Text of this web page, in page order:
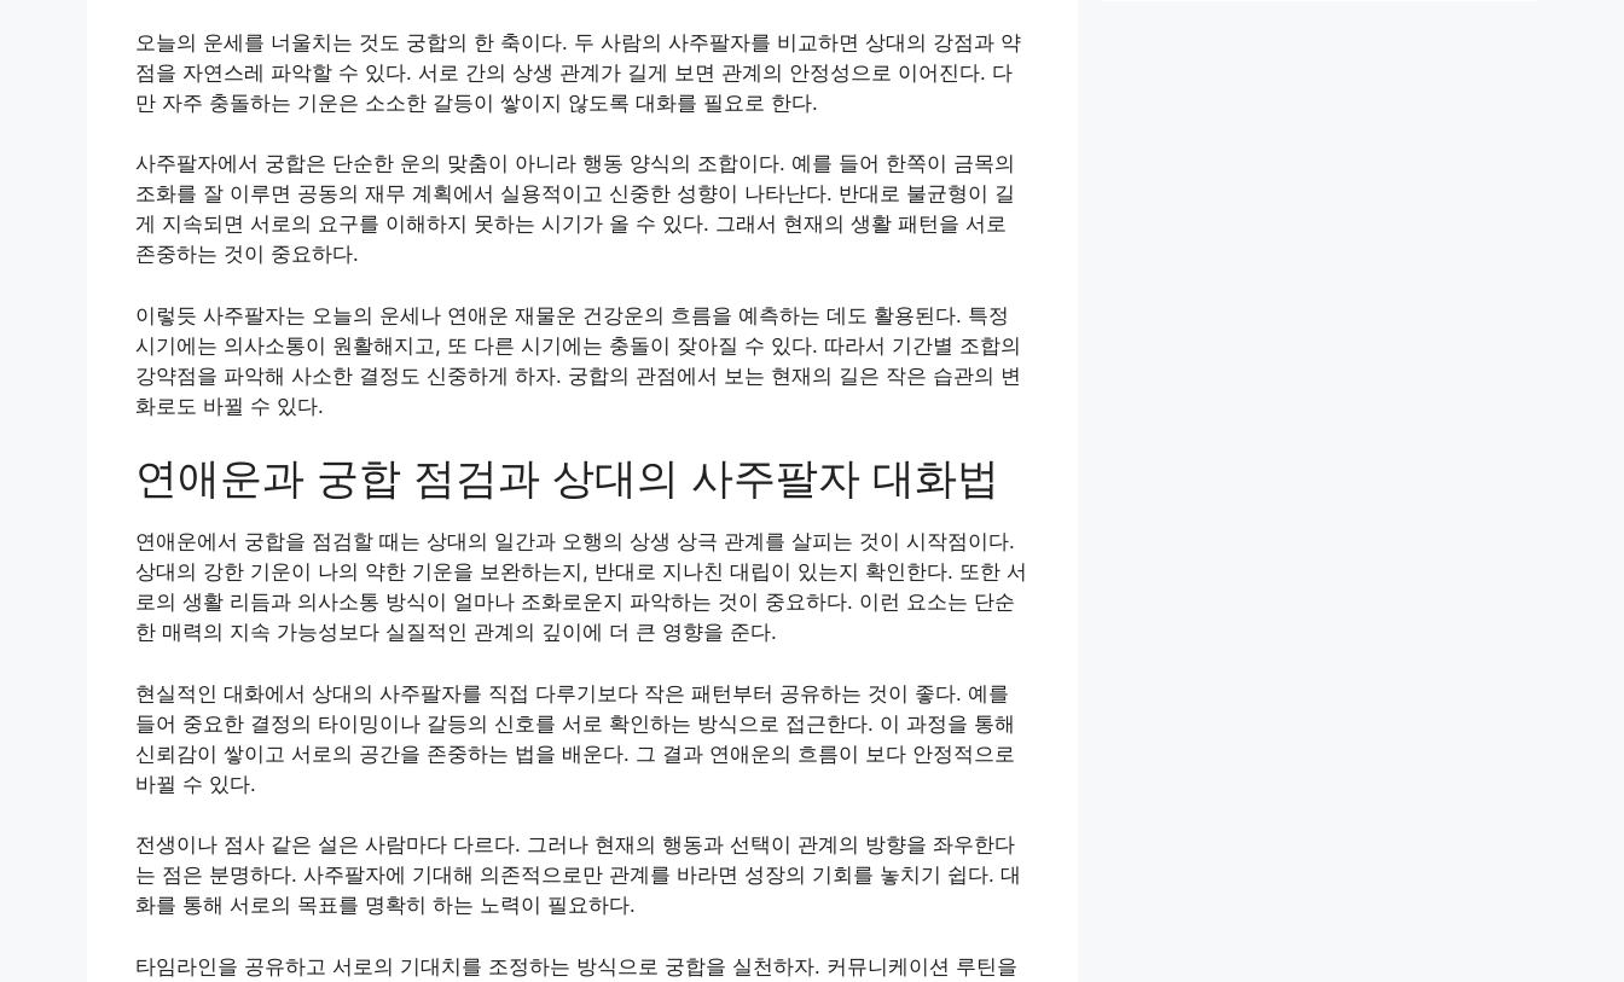
오늘의 운세를 너울치는 것도 궁합의 한 축이다. 두 사람의 사주팔자를 비교하면 상대의 강점과 약
점을 자연스레 파악할 수 있다. 서로 간의 상생 관계가 길게 보면 관계의 안정성으로 이어진다. 다
만 자주 충돌하는 기운은 소소한 갈등이 쌓이지 않도록 대화를 필요로 한다.
사주팔자에서 궁합은 단순한 운의 맞춤이 아니라 행동 양식의 조합이다. 예를 들어 한쪽이 금목의
조화를 잘 이루면 공동의 재무 계획에서 실용적이고 신중한 성향이 나타난다. 반대로 불균형이 길
게 지속되면 서로의 요구를 이해하지 못하는 시기가 올 수 있다. 그래서 현재의 생활 패턴을 서로
존중하는 것이 중요하다.
이렇듯 사주팔자는 오늘의 운세나 연애운 재물운 건강운의 흐름을 예측하는 데도 활용된다. 특정
시기에는 의사소통이 원활해지고, 또 다른 시기에는 충돌이 잦아질 수 있다. 따라서 기간별 조합의
강약점을 파악해 사소한 결정도 신중하게 하자. 궁합의 관점에서 보는 현재의 길은 작은 습관의 변
화로도 바뀔 수 있다.
연애운과 궁합 점검과 상대의 사주팔자 대화법
연애운에서 궁합을 점검할 때는 상대의 일간과 오행의 상생 상극 관계를 살피는 것이 시작점이다.
상대의 강한 기운이 나의 약한 기운을 보완하는지, 반대로 지나친 대립이 있는지 확인한다. 또한 서
로의 생활 리듬과 의사소통 방식이 얼마나 조화로운지 파악하는 것이 중요하다. 이런 요소는 단순
한 매력의 지속 가능성보다 실질적인 관계의 깊이에 더 큰 영향을 준다.
현실적인 대화에서 상대의 사주팔자를 직접 다루기보다 작은 패턴부터 공유하는 것이 좋다. 예를
들어 중요한 결정의 타이밍이나 갈등의 신호를 서로 확인하는 방식으로 접근한다. 이 과정을 통해
신뢰감이 쌓이고 서로의 공간을 존중하는 법을 배운다. 그 결과 연애운의 흐름이 보다 안정적으로
바뀔 수 있다.
전생이나 점사 같은 설은 사람마다 다르다. 그러나 현재의 행동과 선택이 관계의 방향을 좌우한다
는 점은 분명하다. 사주팔자에 기대해 의존적으로만 관계를 바라면 성장의 기회를 놓치기 쉽다. 대
화를 통해 서로의 목표를 명확히 하는 노력이 필요하다.
타임라인을 공유하고 서로의 기대치를 조정하는 방식으로 궁합을 실천하자. 커뮤니케이션 루틴을